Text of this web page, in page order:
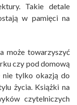
Takie detale
w pamięci na
może towarzyszyć
czy pod domową
nie tylko okazją do
życia. Książki na
czytelniczych